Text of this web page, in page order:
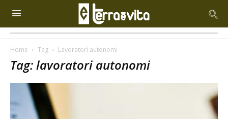
Home Tag Lavoratori autonomi
Tag: lavoratori autonomi